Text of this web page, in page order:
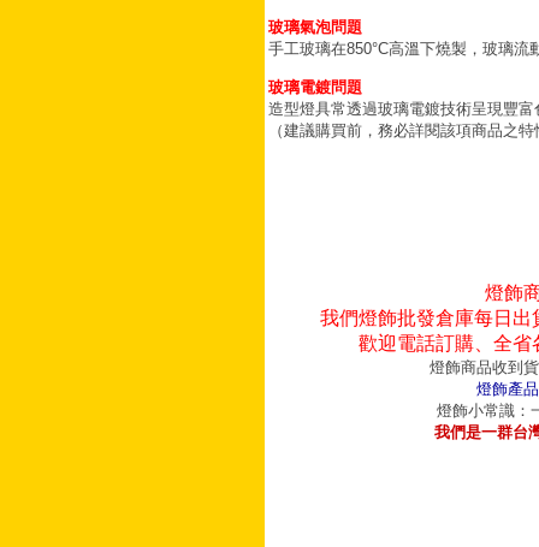
玻璃氣泡問題
手工玻璃在850°C高溫下燒製，玻璃
玻璃電鍍問題
造型燈具常透過玻璃電鍍技術呈現豐
（建議購買前，務必詳閱該項商品之
燈飾
我們燈飾批發倉庫每日
歡迎電話訂購、全
燈飾商品收到
燈飾產
燈飾小常識：
我們是一群台